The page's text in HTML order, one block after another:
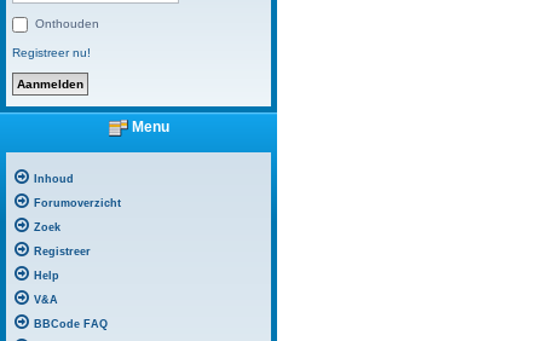
Onthouden
Registreer nu!
Menu
Inhoud
Forumoverzicht
Zoek
Registreer
Help
V&A
BBCode FAQ